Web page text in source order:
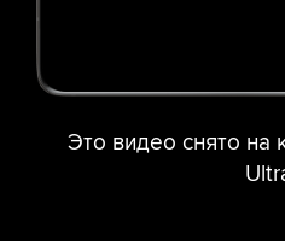
Это видео снято на